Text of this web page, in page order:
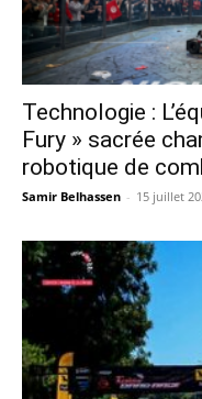
Technologie :
Fury » sacrée
robotique de
Samir Belhassen - 15 juillet